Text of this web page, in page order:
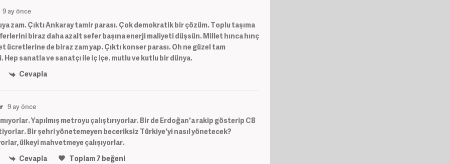
9 ay önce
zam. Çıktı Ankaray tamir parası. Çok demokratik bir çözüm. Toplu taşıma
biraz daha azalt sefer başına enerji maliyeti düşsün. Millet hınca hınç
ücretlerine de biraz zam yap. Çıktı konser parası. Oh ne güzel tam
Hep sanatla ve sanatçı ile iç içe. mutlu ve kutlu bir dünya.
Cevapla
9 ay önce
Yapılmış metroyu çalıştırıyorlar. Bir de Erdoğan'a rakip gösterip CB
Bir şehri yönetemeyen beceriksiz Türkiye'yi nasıl yönetecek?
ülkeyi mahvetmeye çalışıyorlar.
Cevapla Toplam7 beğeni